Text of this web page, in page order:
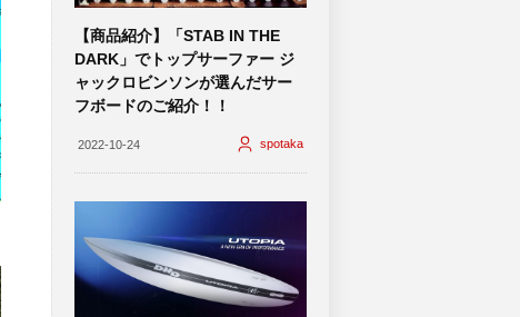
【商品紹介】「STAB IN THE
DARK」でトップサーファー ジ
ャックロビンソンが選んだサー
フボードのご紹介！！
2022-10-24 spotaka